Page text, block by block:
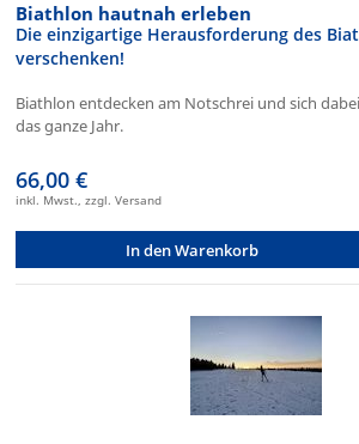
Biathlon hautnah erleben
Die einzigartige Herausforderung des
verschenken!
Biathlon entdecken am Notschrei und sich
das ganze Jahr.
66,00 €
inkl. Mwst., zzgl. Versand
In den Warenkorb